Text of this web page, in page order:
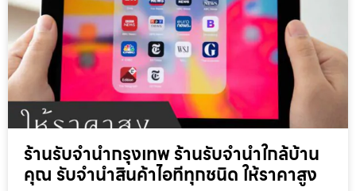
ร้านรับจำนำกรุงเทพ ร้านรับจำนำใกล้บ้าน
คุณ รับจำนำสินค้าไอทีทุกชนิด ให้ราคาสูง